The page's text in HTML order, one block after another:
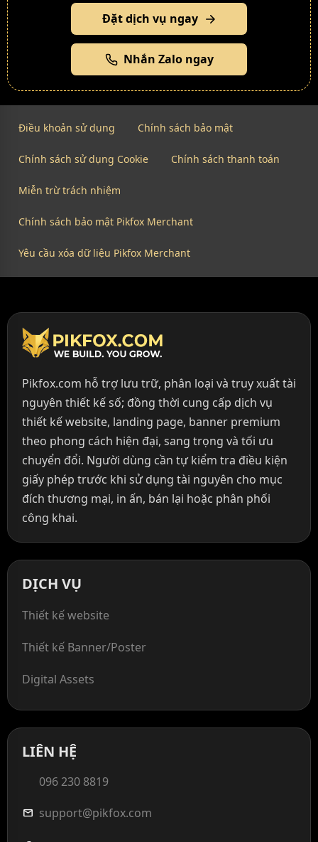
Đặt dịch vụ ngay
Nhắn Zalo ngay
Điều khoản sử dụng Chính sách bảo mật
Chính sách sử dụng Cookie Chính sách thanh toán
Miễn trừ trách nhiệm
Chính sách bảo mật Pikfox Merchant
Yêu cầu xóa dữ liệu Pikfox Merchant
Pikfox.com hỗ trợ lưu trữ, phân loại và truy xuất tài
nguyên thiết kế số; đồng thời cung cấp dịch vụ
thiết kế website, landing page, banner premium
theo phong cách hiện đại, sang trọng và tối ưu
chuyển đổi. Người dùng cần tự kiểm tra điều kiện
giấy phép trước khi sử dụng tài nguyên cho mục
đích thương mại, in ấn, bán lại hoặc phân phối
công khai.
DỊCH VỤ
Thiết kế website
Thiết kế Banner/Poster
Digital Assets
LIÊN HỆ
096 230 8819
mail support@pikfox.com